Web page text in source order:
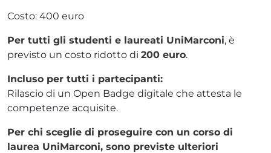
Costo: 400 euro
Per tutti gli studenti e laureati UniMarconi, è
previsto un costo ridotto di 200 euro.
Incluso per tutti i partecipanti:
Rilascio di un Open Badge digitale che attesta le
competenze acquisite.
Per chi sceglie di proseguire con un corso di
laurea UniMarconi, sono previste ulteriori